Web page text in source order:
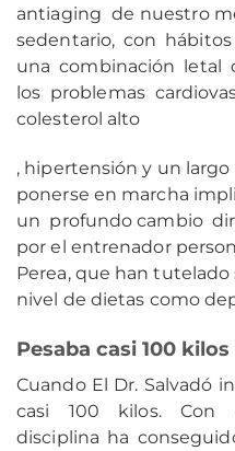
antiaging de nuestro
sedentario, con
una combinación letal
los problemas
colesterol alto
, hipertensión y un
ponerse en marcha
un profundo cambio
por el entrenador
Perea, que han
nivel de dietas como
Pesaba casi 100
Cuando El Dr. Salvadó
casi 100 kilos. Con
disciplina ha